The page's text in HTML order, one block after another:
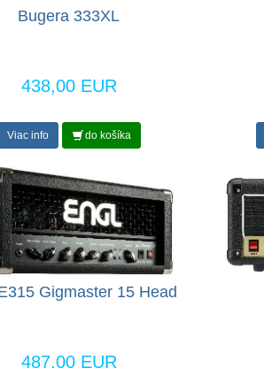
Bugera 333XL
438,00 EUR
Viac info do košíka
Gigmaster 15 Head
487,00 EUR